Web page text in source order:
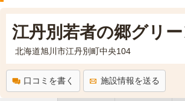
江丹別若者の郷グリ
北海道旭川市江丹別町中央104
口コミを書く 施設情報を送る